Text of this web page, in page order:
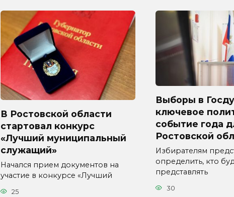
В Ростовской области
стартовал конкурс
«Лучший муниципальный
служащий»
Начался прием документов на
участие в конкурсе «Лучший
25
Выборы в
ключевое
событие года
Ростовской
Избирателям
определить, кто
представлять
30